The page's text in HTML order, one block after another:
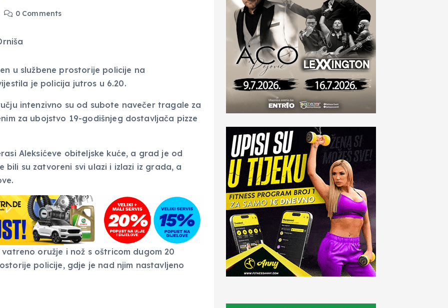
0 Comments
u službene prostorije policije na
je policija jutros u 6.20.
intenzivno su od subote navečer tragale za
za ubojstvo 19-godišnjeg dostavljača pizze
Aleksićeve obiteljske kuće, a grad je od
su zatvoreni svi ulazi i izlazi iz grada, a
oružje i nož s oštricom dugom 20
policije, gdje je nad njim nastavljeno